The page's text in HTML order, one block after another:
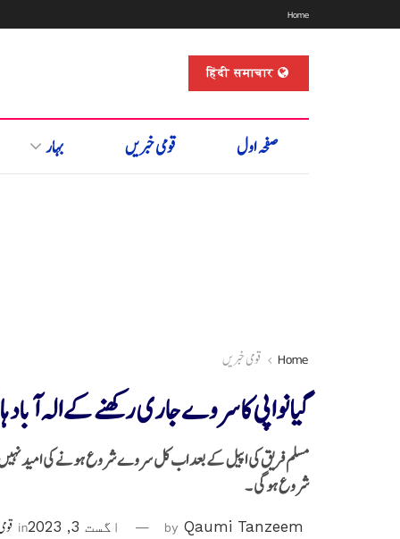
Home
हिंदी समाचार
صفحہ اول قومی خبریں بہار
Home قومی خبریں
گیانواپی کاسروےجاری رکھنے کےالہ
مسلم فریق کی اپیل کے بعد اب کل سروے شروع ہونے کی امید
شروع ہوگی ۔
by Qaumi Tanzeem اگست 3, 2023 in